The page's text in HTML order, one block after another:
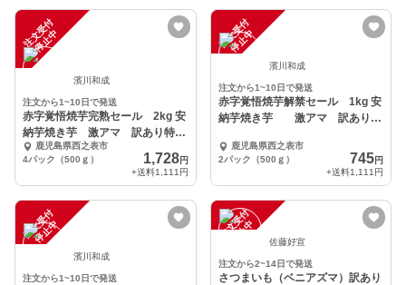
注
文
受
付
停
止
中
濱川和成
注文から1~10日で発送
赤字覚悟焼芋完熟セール 2kg 安
納芋焼き芋 激アマ 訳あり特価
お取り寄せ
鹿児島県西之表市
4パック（500ｇ）
1,728円
+送料1,111円
注
文
受
付
停
止
中
濱川和成
注文から1~10日で発送
赤字覚悟焼芋解禁セール 1kg 安
納芋焼き芋 激アマ 訳あり特
鹿児島県西之表市
2パック（500ｇ）
745円
+送料1,111円
注
文
受
付
停
止
中
濱川和成
注文から1~10日で発送
注
文
受
付
停
止
中 佐藤好宣
注文から2~14日で発送
さつまいも（ベニアズマ）訳あり